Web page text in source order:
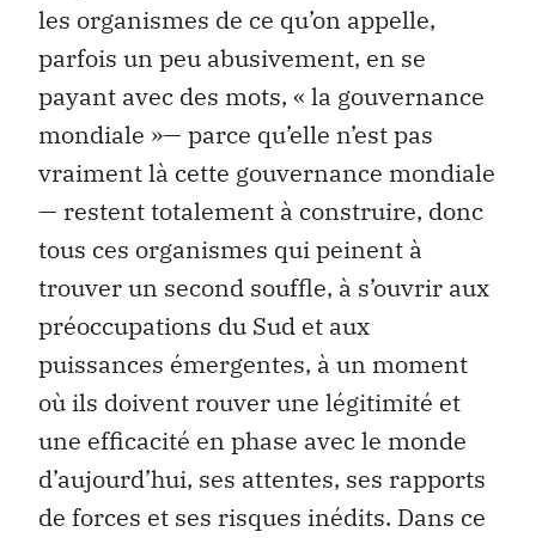
les organismes de ce qu’on appelle,
parfois un peu abusivement, en se
payant avec des mots, « la gouvernance
mondiale »— parce qu’elle n’est pas
vraiment là cette gouvernance mondiale
— restent totalement à construire, donc
tous ces organismes qui peinent à
trouver un second souffle, à s’ouvrir aux
préoccupations du Sud et aux
puissances émergentes, à un moment
où ils doivent rouver une légitimité et
une efficacité en phase avec le monde
d’aujourd’hui, ses attentes, ses rapports
de forces et ses risques inédits. Dans ce